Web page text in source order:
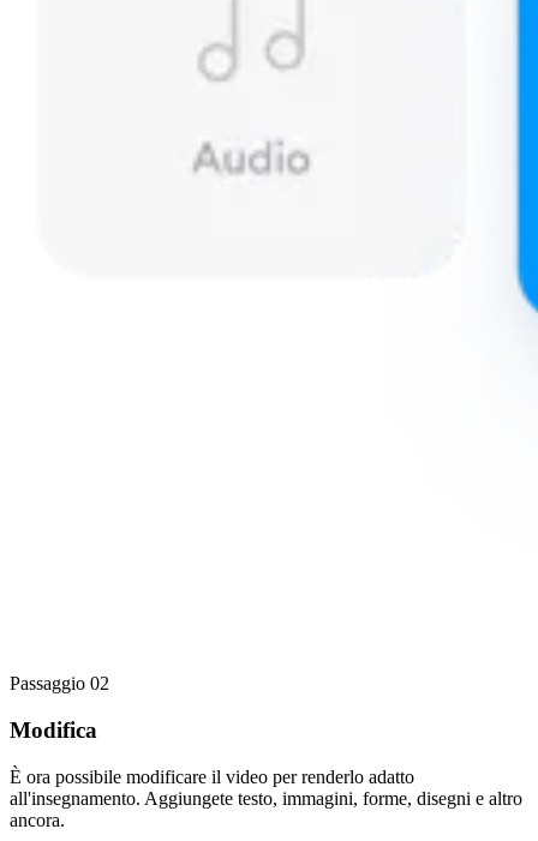
Passaggio 02
Modifica
È ora possibile modificare il video per renderlo adatto
all'insegnamento. Aggiungete testo, immagini, forme, disegni e altro
ancora.